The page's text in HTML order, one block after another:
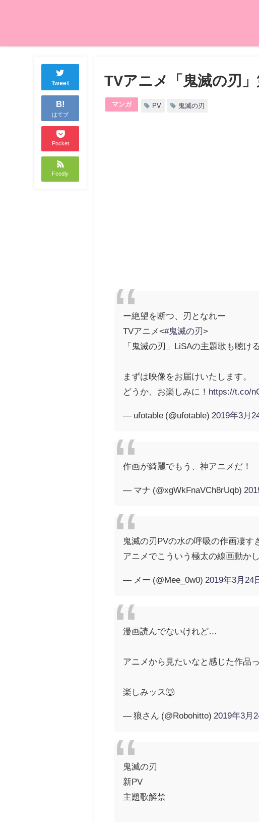
Tweet
B!
はてブ
Pocket
Feedly
TVアニメ「鬼滅の刃
マンガ PV 鬼滅の刃
ー絶望を断つ、刃となれー
TVアニメ<#鬼滅の刃>
「鬼滅の刃」LiSAの主題歌も聴け
まずは映像をお届けいたします。
どうか、お楽しみに！ https://t.co/
— ufotable (@ufotable) 2019年3月
作画が綺麗でもう、神アニメだ！
— マナ (@xgWkFnaVCh8rUqb)
鬼滅の刃PVの水の呼吸の作画凄す
アニメでこういう極太の線画動か
— メー (@Mee_0w0) 2019年3月24
漫画読んでないけれど…
アニメから見たいなと感じた作品
楽しみッス🐺
— 狼さん (@Robohitto) 2019年3月
鬼滅の刃
新PV
主題歌解禁